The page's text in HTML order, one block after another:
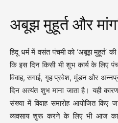
अबूझ मुहूर्त और
हिंदू धर्म में वसंत पंचमी को ‘अबूझ मुहूर्त’
कि इस दिन किसी भी शुभ कार्य के लिए
विवाह, सगाई, गृह प्रवेश, मुंडन और
दिन अत्यंत शुभ माना जाता है। यही
संख्या में विवाह समारोह आयोजित
व्यवसाय शुरू करने के लिए भी आज का